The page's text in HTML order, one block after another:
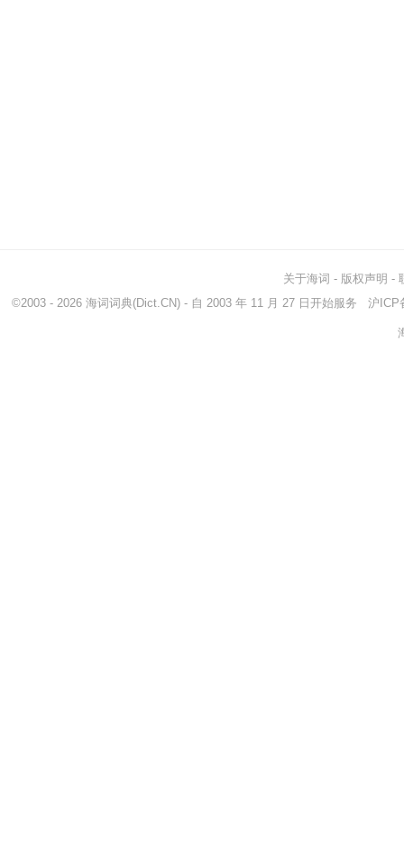
关于海词 - 版权声明 -
©2003 - 2026 海词词典(Dict.CN) - 自 2003 年 11 月 27 日开始服务 沪ICP